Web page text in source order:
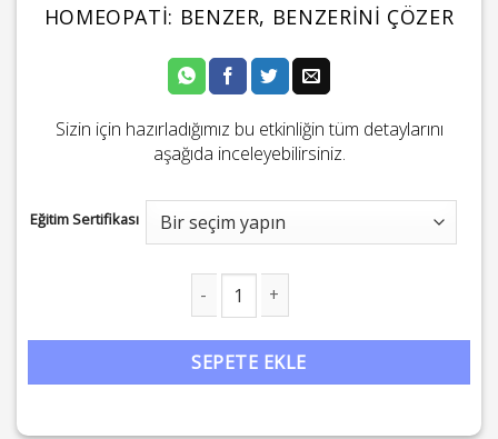
HOMEOPATI: BENZER, BENZERINI ÇÖZER
Sizin için hazırladığımız bu etkinliğin tüm detaylarını
aşağıda inceleyebilirsiniz.
Eğitim Sertifikası
SEPETE EKLE